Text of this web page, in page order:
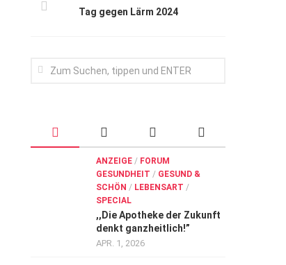
Tag gegen Lärm 2024
ANZEIGE / FORUM
GESUNDHEIT / GESUND &
SCHÖN / LEBENSART /
SPECIAL
,,Die Apotheke der Zukunft
denkt ganzheitlich!”
APR. 1, 2026